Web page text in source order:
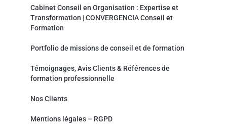
Cabinet Conseil en Organisation : Expertise et
Transformation | CONVERGENCIA Conseil et
Formation
Portfolio de missions de conseil et de formation
Témoignages, Avis Clients & Références de
formation professionnelle
Nos Clients
Mentions légales – RGPD